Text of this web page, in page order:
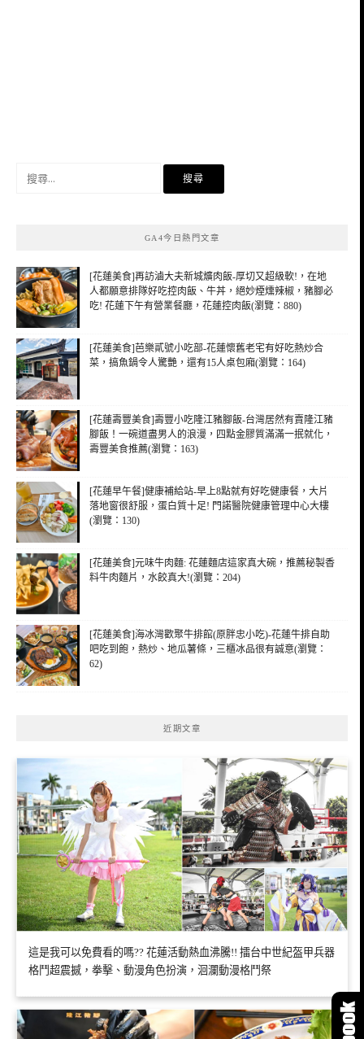
GA4今日熱門文章
[花蓮美食]再訪滷大夫新城爌肉飯-厚切又超級軟!，在地
人都願意排隊好吃控肉飯、牛丼，絕妙煙燻辣椒，豬腳必
吃! 花蓮下午有營業餐廳，花蓮控肉飯(瀏覽：880)
[花蓮美食]芭樂貳號小吃部-花蓮懷舊老宅有好吃熱炒合
菜，搞魚鍋令人驚艷，還有15人桌包廂(瀏覽：164)
[花蓮壽豐美食]壽豐小吃隆江豬腳飯-台灣居然有賣隆江豬
腳飯！一碗道盡男人的浪漫，四點金膠質滿滿一抿就化，
壽豐美食推薦(瀏覽：163)
[花蓮早午餐]健康補給站-早上8點就有好吃健康餐，大片
落地窗很舒服，蛋白質十足! 門諾醫院健康管理中心大樓
(瀏覽：130)
[花蓮美食]元味牛肉麵: 花蓮麵店這家真大碗，推薦秘製香
料牛肉麵片，水餃真大!(瀏覽：204)
[花蓮美食]海冰灣歡聚牛排館(原胖忠小吃)-花蓮牛排自助
吧吃到飽，熱炒、地瓜薯條，三櫃冰品很有誠意(瀏覽：
62)
近期文章
這是我可以免費看的嗎?? 花蓮活動熱血沸騰!! 擂台中世紀盔甲兵器
格鬥超震撼，拳擊、動漫角色扮演，洄瀾動漫格鬥祭